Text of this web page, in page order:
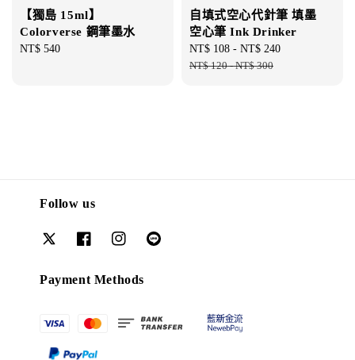
【獨島 15ml】
Colorverse 鋼筆墨水
Regular
NT$ 540
自填式空心代針筆 填墨
空心筆 Ink Drinker
Sale
price
NT$ 108 - NT$ 240
NT$ 120-NT$ 300
Follow us
Payment Methods